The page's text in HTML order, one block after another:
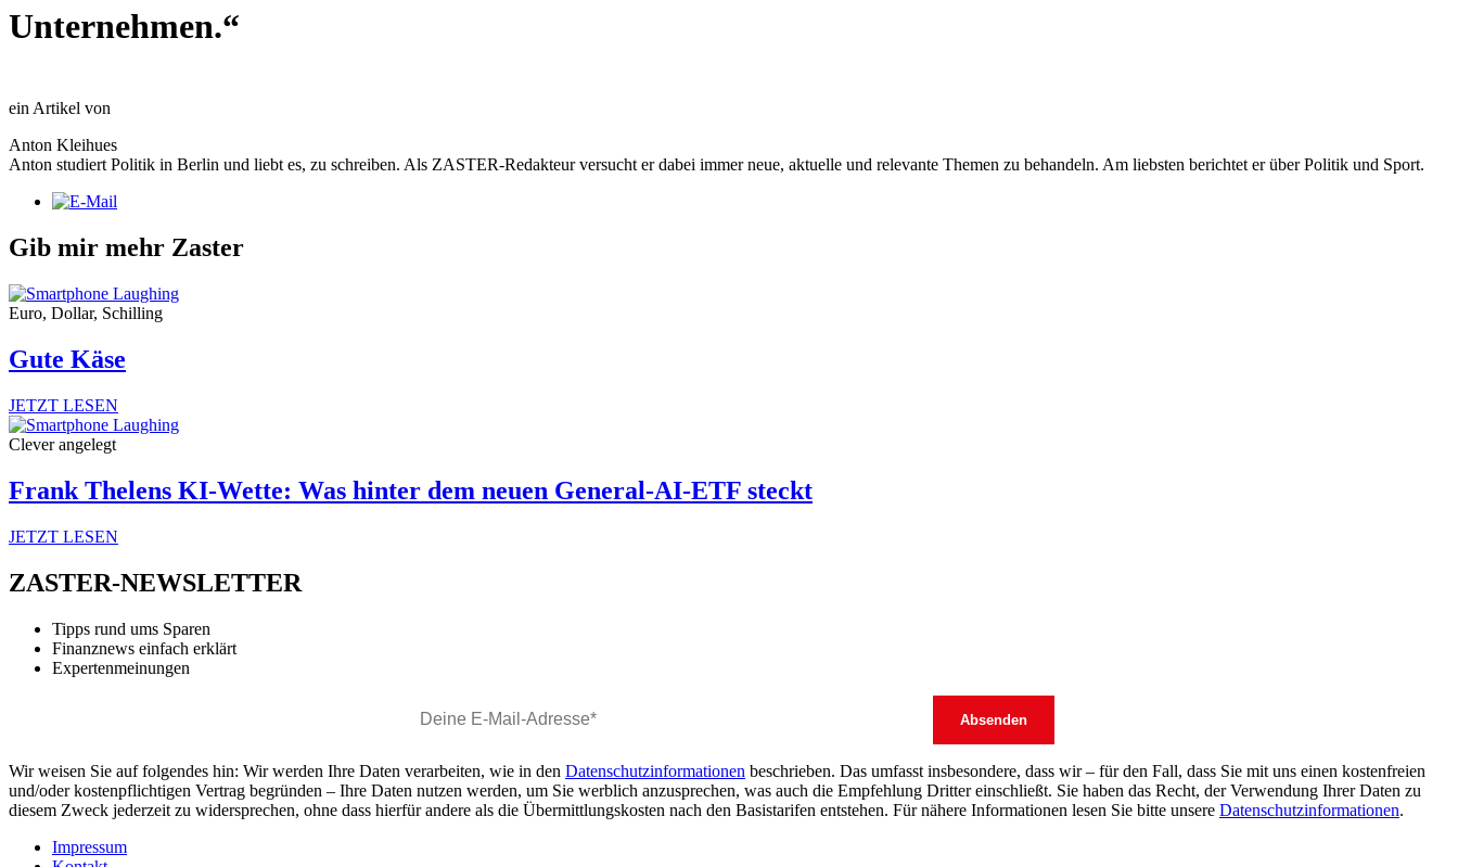
Unternehmen.“
ein Artikel von
Anton Kleihues
Anton studiert Politik in Berlin und liebt es, zu schreiben. Als ZASTER-Redakteur versucht er dabei immer neue, aktuelle und relevante Themen zu behandeln. Am liebsten berichtet er über Politik und Sport.
Gib mir mehr Zaster
Euro, Dollar, Schilling
Gute Käse
JETZT LESEN
Clever angelegt
Frank Thelens KI-Wette: Was hinter dem neuen General-AI-ETF steckt
JETZT LESEN
ZASTER-NEWSLETTER
Tipps rund ums Sparen
Finanznews einfach erklärt
Expertenmeinungen
Wir weisen Sie auf folgendes hin: Wir werden Ihre Daten verarbeiten, wie in den Datenschutzinformationen beschrieben. Das umfasst insbesondere, dass wir – für den Fall, dass Sie mit uns einen kostenfreien
und/oder kostenpflichtigen Vertrag begründen – Ihre Daten nutzen werden, um Sie werblich anzusprechen, was auch die Empfehlung Dritter einschließt. Sie haben das Recht, der Verwendung Ihrer Daten zu
diesem Zweck jederzeit zu widersprechen, ohne dass hierfür andere als die Übermittlungskosten nach den Basistarifen entstehen. Für nähere Informationen lesen Sie bitte unsere Datenschutzinformationen.
Impressum